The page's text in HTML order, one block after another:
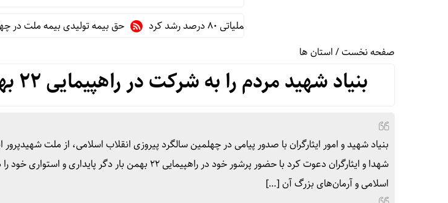
عملکرد مالی بانک صادرات ایران/ درآمد عملیاتی ۸۰ درصد رشد کرد حق بیمه تولیدی بیمه ملت در چهار ماه نخست امسال از ۱۴.۵ همت گذشت/ رشد
صفحه نخست/استان ها
بنیاد شهید مردم را به شرکت در راهپیمایی ۲۲ بهمن دعوت کرد
بنیاد شهید و امور ایثارگران با صدور پیامی در چهلمین سالگرد پیروزی انقلاب اسلامی، از ملت شهیدپرور
شهدا و ایثارگران دعوت کرد با حضور پرشور خود در راهپیمایی ۲۲ بهمن بار
اسلامی و آرمان‌های بزرگ آن […]